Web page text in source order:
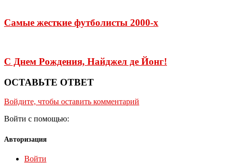
Самые жесткие футболисты 2000-х
С Днем Рождения, Найджел де Йонг!
ОСТАВЬТЕ ОТВЕТ
Войдите, чтобы оставить комментарий
Войти с помощью:
Авторизация
Войти